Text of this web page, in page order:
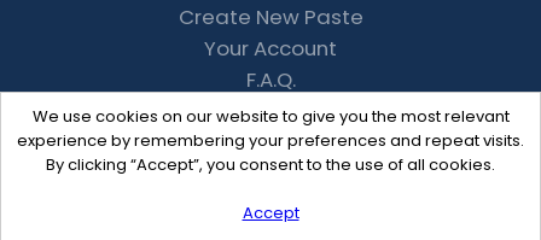
We use cookies on our website to give you the most relevant
experience by remembering your preferences and repeat visits.
By clicking “Accept”, you consent to the use of all cookies.
Accept
Create New Paste
Your Account
F.A.Q.
Recent
Contact